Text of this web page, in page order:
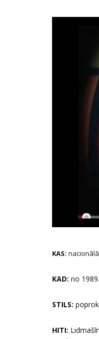
KAS:
KAD: no
STILS:
HITI: